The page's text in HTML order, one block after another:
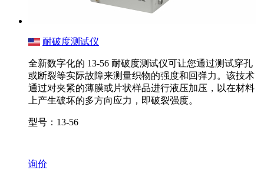
耐破度测试仪
全新数字化的 13-56 耐破度测试仪可让您通过测试穿孔
或断裂等实际故障来测量织物的强度和回弹力。该技术
通过对夹紧的薄膜或片状样品进行液压加压，以在材料
上产生破坏的多方向应力，即破裂强度。
型号：13-56
询价